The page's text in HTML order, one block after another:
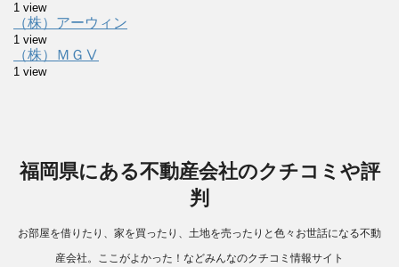
1 view
（株）アーウィン
1 view
（株）ＭＧⅤ
1 view
福岡県にある不動産会社のクチコミや評
判
お部屋を借りたり、家を買ったり、土地を売ったりと色々お世話になる不動
産会社。ここがよかった！などみんなのクチコミ情報サイト